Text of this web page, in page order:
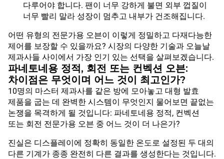
다루어야 합니다. 팬이 너무 강하게 불면 외부 껍질이
너무 빨리 말라 성장이 멈추고 내부가 건조해집니다.
어떤 유형의 전문가용 오븐이 이렇게 정밀하고 다재다능한
제어를 보장할 수 있을까요? 시장의 다양한 기술과 오늘날
제과사들 사이에서 가장 인기 있는 선택을 살펴보겠습니다.
파네토네용 정적, 회전 또는 컨벡션 오븐:
차이점은 무엇이며 어느 것이 최고인가?
10명의 마스터 제과사를 같은 방에 모아놓고 대형 발효
제품을 굽는 데 완벽한 시스템이 무엇인지 물어보면 끝없는
논쟁을 목격하게 될 것입니다: 파네토네용 정적, 컨벡션
또는 회전 전문가용 오븐 중 어느 것이 더 나은가?
진실은 디스플레이에 정확히 동일한 온도로 설정된 두 대의
다른 기계가 종종 완전히 다른 결과를 생성한다는 것입니다.